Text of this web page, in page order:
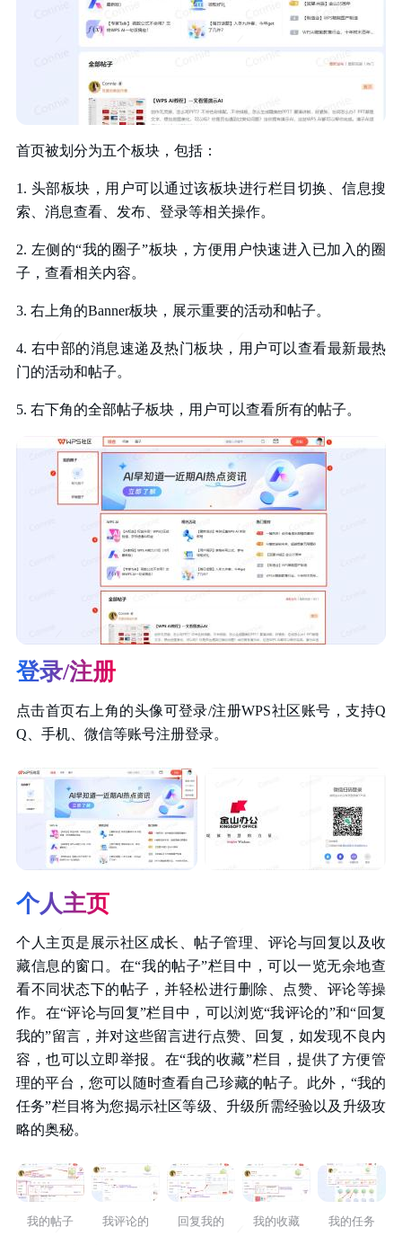
首页被划分为五个板块，包括：
1. 头部板块，用户可以通过该板块进行栏目切换、信息搜
索、消息查看、发布、登录等相关操作。
2. 左侧的“我的圈子”板块，方便用户快速进入已加入的圈
子，查看相关内容。
3. 右上角的Banner板块，展示重要的活动和帖子。
4. 右中部的消息速递及热门板块，用户可以查看最新最热
门的活动和帖子。
5. 右下角的全部帖子板块，用户可以查看所有的帖子。
登录/注册
点击首页右上角的头像可登录/注册WPS社区账号，支持Q
Q、手机、微信等账号注册登录。
个人主页
个人主页是展示社区成长、帖子管理、评论与回复以及收
藏信息的窗口。在“我的帖子”栏目中，可以一览无余地查
看不同状态下的帖子，并轻松进行删除、点赞、评论等操
作。在“评论与回复”栏目中，可以浏览“我评论的”和“回复
我的”留言，并对这些留言进行点赞、回复，如发现不良内
容，也可以立即举报。在“我的收藏”栏目，提供了方便管
理的平台，您可以随时查看自己珍藏的帖子。此外，“我的
任务”栏目将为您揭示社区等级、升级所需经验以及升级攻
略的奥秘。
我的帖子 我评论的 回复我的 我的收藏 我的任务